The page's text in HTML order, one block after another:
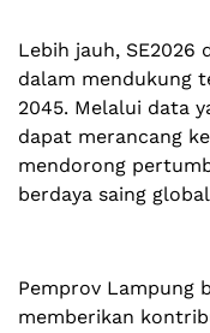
Lebih jauh,
dalam mendukung
2045. Melalui data
dapat merancang
mendorong
berdaya saing
Pemprov Lampung
memberikan